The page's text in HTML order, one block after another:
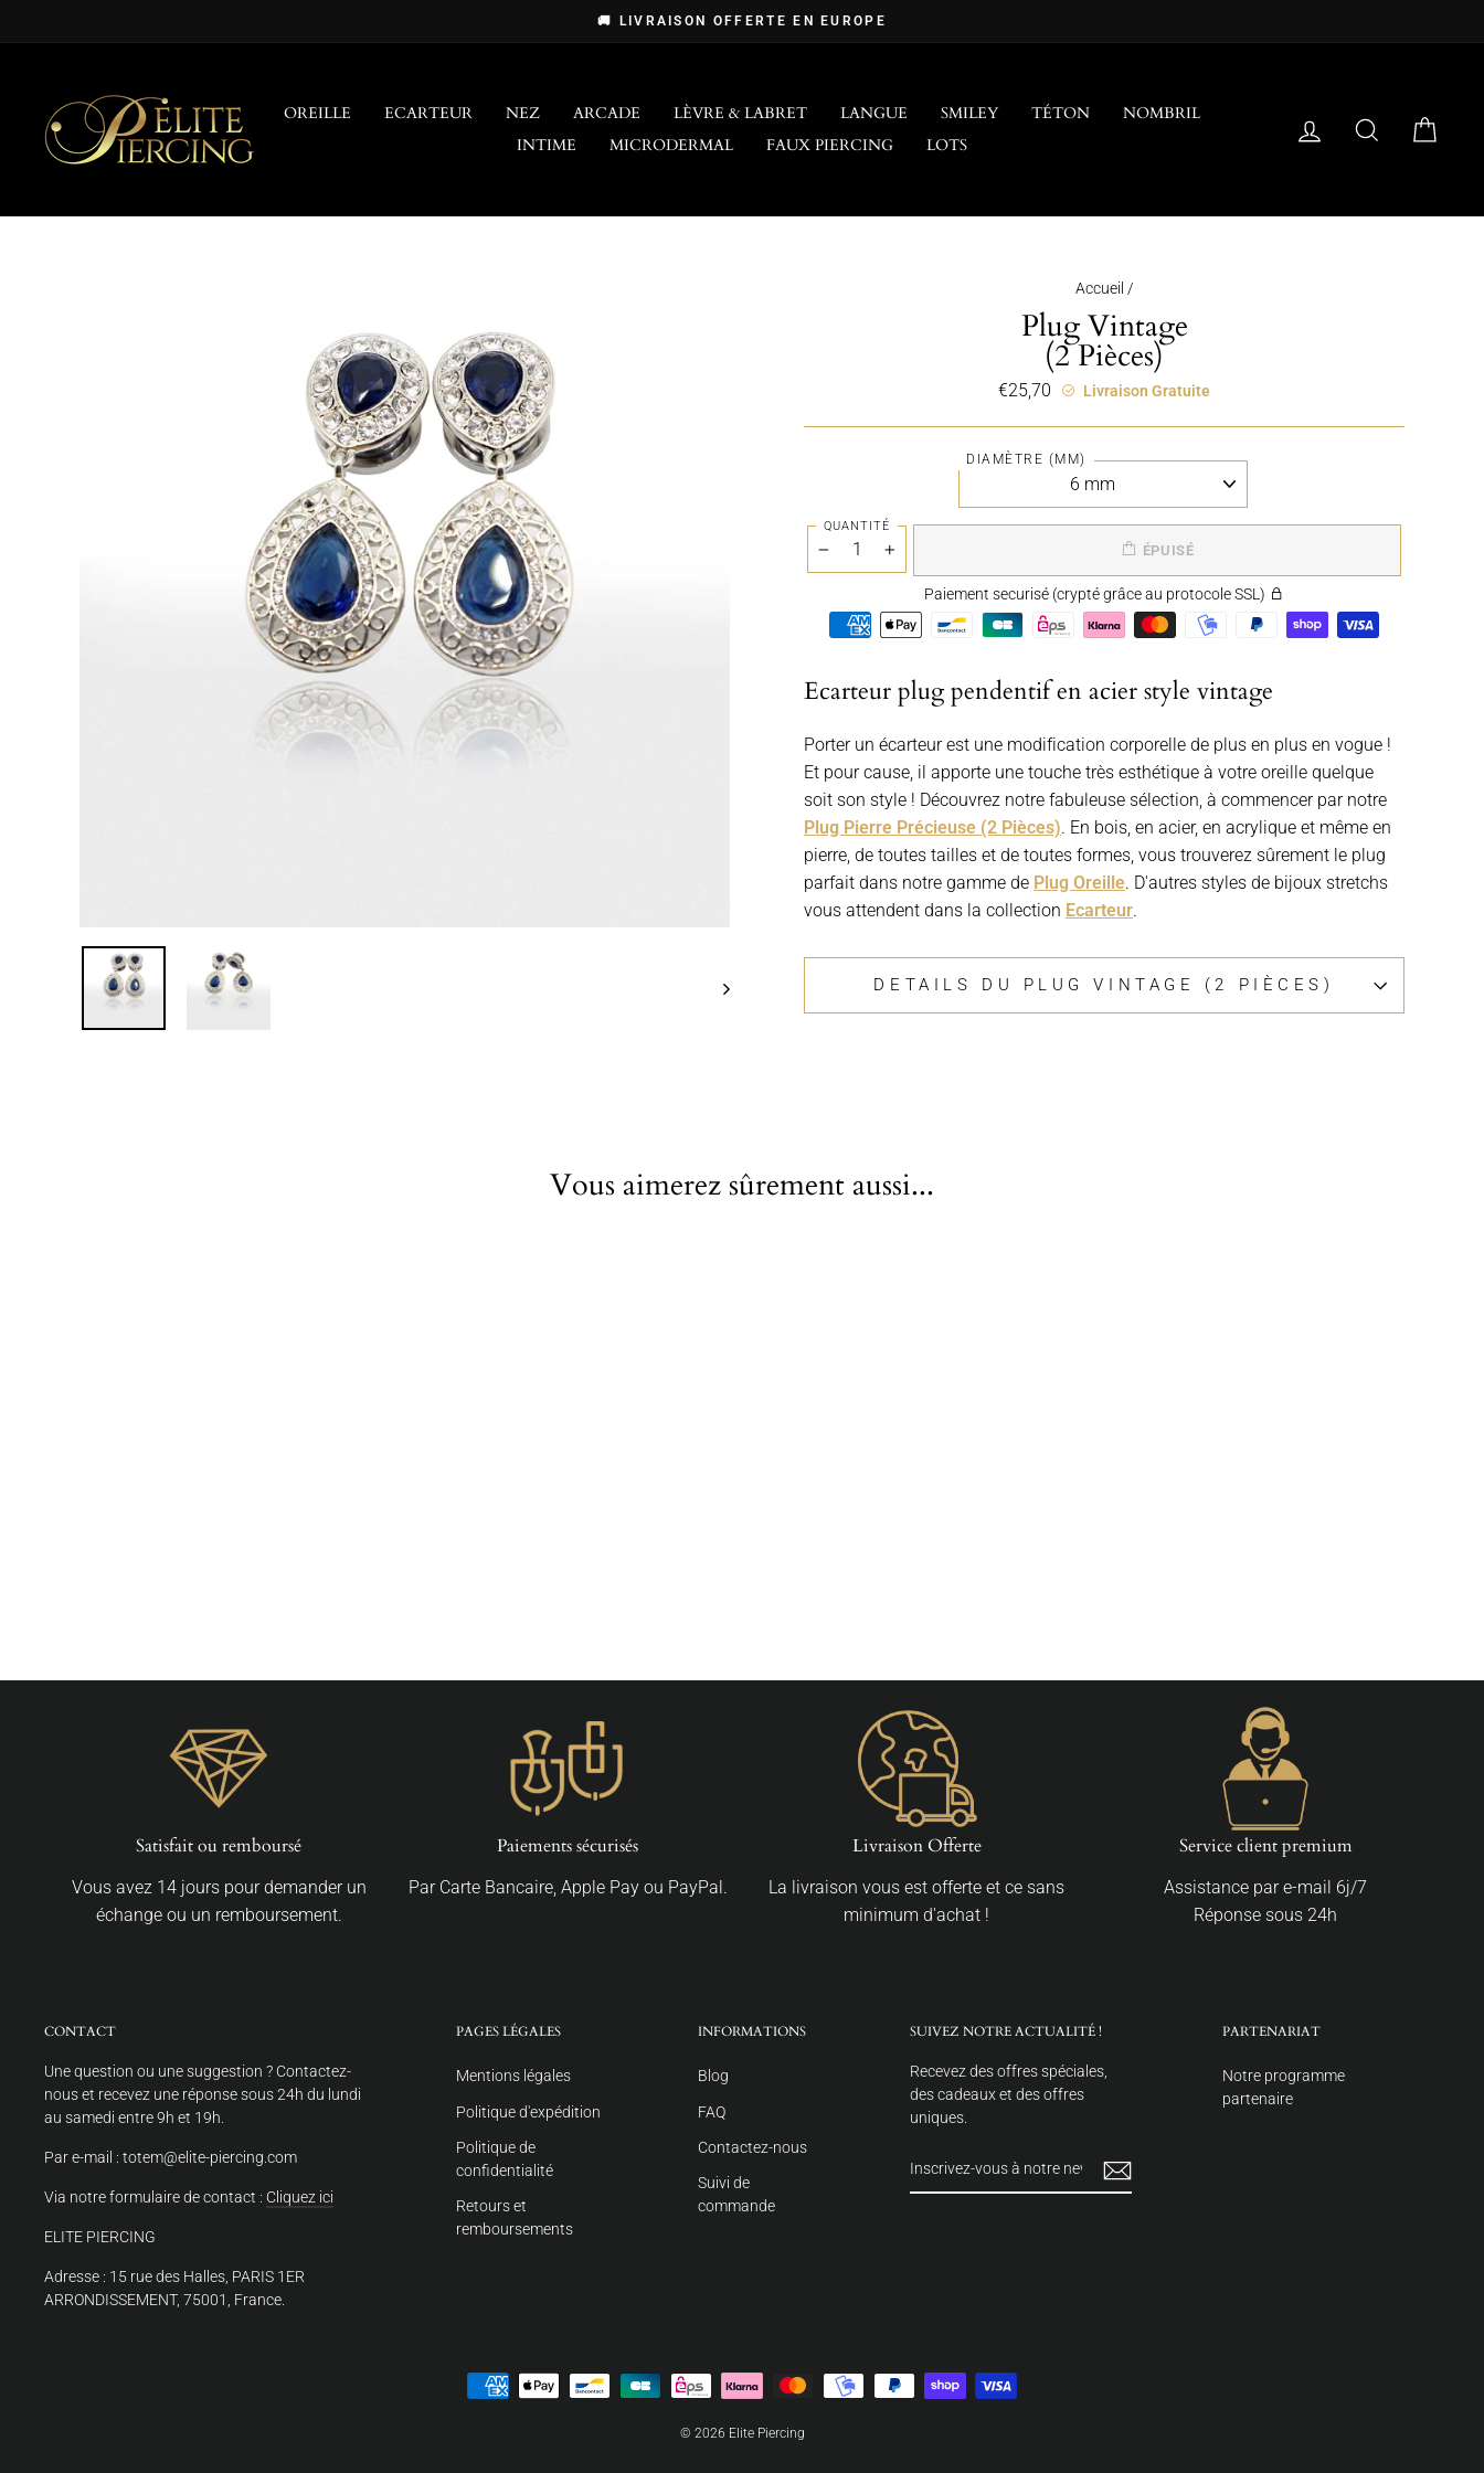
au
🚚 LIVRAISON OFFERTE EN EUROPE
OREILLE ECARTEUR NEZ ARCADE LÈVRE & LABRET LANGUE SMILEY TÉTON
NOMBRIL
INTIME
MICRODERMAL FAUX PIERCING LOTS
SE CONNECTER
Accueil /
Plug Vintage
(2 Pièces)
€25,70 PrixLivraison Gratuite
DIAMÈTRE (MM)
QUANTITÉ
ÉPUISÉ
Paiement securisé (crypté grâce au protocole SSL)
Ecarteur plug pendentif en acier style vintage
Porter un écarteur est une modification corporelle de plus en plus en vogue !
Et pour cause, il apporte une touche très esthétique à votre oreille quelque
soit son style ! Découvrez notre fabuleuse sélection, à commencer par notre
Plug Pierre Précieuse (2 Pièces). En bois, en acier, en acrylique et même en
pierre, de toutes tailles et de toutes formes, vous trouverez sûrement le plug
parfait dans notre gamme de Plug Oreille. D'autres styles de bijoux stretchs
vous attendent dans la collection Ecarteur.
DETAILS DU PLUG VINTAGE (2 PIÈCES)
Vous aimerez sûrement aussi...
Satisfait ou remboursé
Vous avez 14 jours pour demander un
échange ou un remboursement.
Paiements sécurisés
Par Carte Bancaire, Apple Pay ou PayPal.
Livraison Offerte
La livraison vous est offerte et ce sans
minimum d'achat !
Service client premium
Assistance par e-mail 6j/7
Réponse sous 24h
CONTACT
Une question ou une suggestion ? Contactez-
nous et recevez une réponse sous 24h du lundi
au samedi entre 9h et 19h.
Par e-mail : totem@elite-piercing.com
Via notre formulaire de contact : Cliquez ici
ELITE PIERCING
Adresse : 15 rue des Halles, PARIS 1ER
ARRONDISSEMENT, 75001, France.
PAGES LÉGALES
Mentions légales
Politique d'expédition
Politique de
confidentialité
Retours et
remboursements
INFORMATIONS
Blog
FAQ
Contactez-nous
Suivi de
commande
SUIVEZ NOTRE ACTUALITÉ !
Recevez des offres spéciales,
des cadeaux et des offres
uniques.
PARTENARIAT
Notre programme
partenaire
© 2026 Elite Piercing